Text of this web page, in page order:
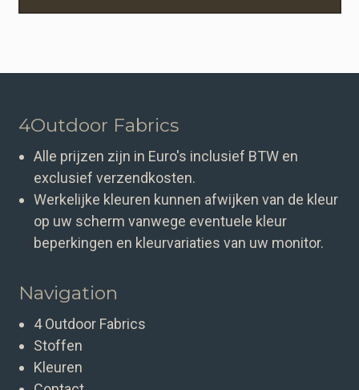
4Outdoor Fabrics
Alle prijzen zijn in Euro's inclusief BTW en
exclusief verzendkosten.
Werkelijke kleuren kunnen afwijken van de kleur
op uw scherm vanwege eventuele kleur
beperkingen en kleurvariaties van uw monitor.
Navigation
4 Outdoor Fabrics
Stoffen
Kleuren